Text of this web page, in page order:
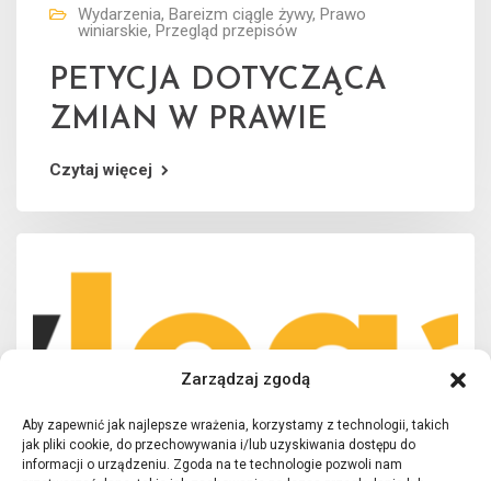
Zarządzaj zgodą
Aby zapewnić jak najlepsze wrażenia, korzystamy z technologii, takich
jak pliki cookie, do przechowywania i/lub uzyskiwania dostępu do
informacji o urządzeniu. Zgoda na te technologie pozwoli nam
Wydarzenia, Bareizm ciągle żywy, Prawo
winiarskie, Przegląd przepisów
PETYCJA DOTYCZĄCA
ZMIAN W PRAWIE
Czytaj więcej